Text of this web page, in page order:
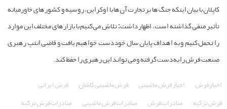
کاپلان با بیان اینکه جنگ‌ها بر تجارت آن‌ها با اوکراین، روسیه و کشورهای خاورمیانه
تأثیر منفی گذاشته است، اظهار داشت: تلاش می‌کنیم با بازارهای مختلف این موارد
را تحمل کنیم و به اهداف پایان سال خود دست خواهیم یافت و قاضی انتپ رهبری
صنعت فرش را به دست گرفته و می تواند این رهبری را حفظ کند.
اخبار فرش اخبار فرش ماشینی فرش ماشینی کاشان فرش ایرانی
فرش ترکیه صادرات فرش صادرات فرش ماشینی صادرات فرش ترکیه